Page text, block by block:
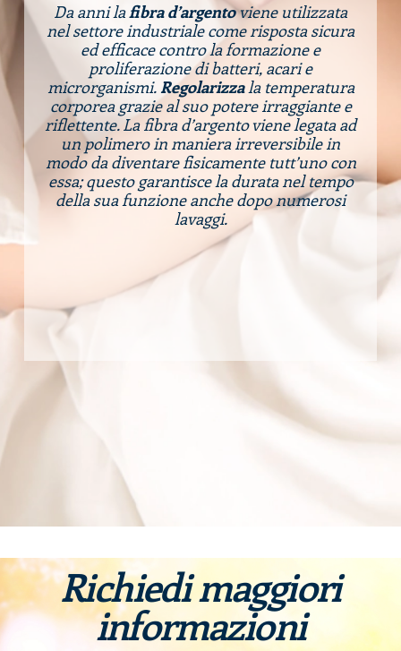
Da anni lafibra d’argentoviene utilizzata
nel settore industriale come risposta sicura
ed efficace contro la formazione e
proliferazione di batteri, acari e
microrganismi.Regolarizzala temperatura
corporea grazie al suo potere irraggiante e
riflettente. La fibra d’argento viene legata ad
un polimero in maniera irreversibile in
modo da diventare fisicamente tutt’uno con
essa; questo garantisce la durata nel tempo
della sua funzione anche dopo numerosi
lavaggi.
Richiedi maggiori
informazioni